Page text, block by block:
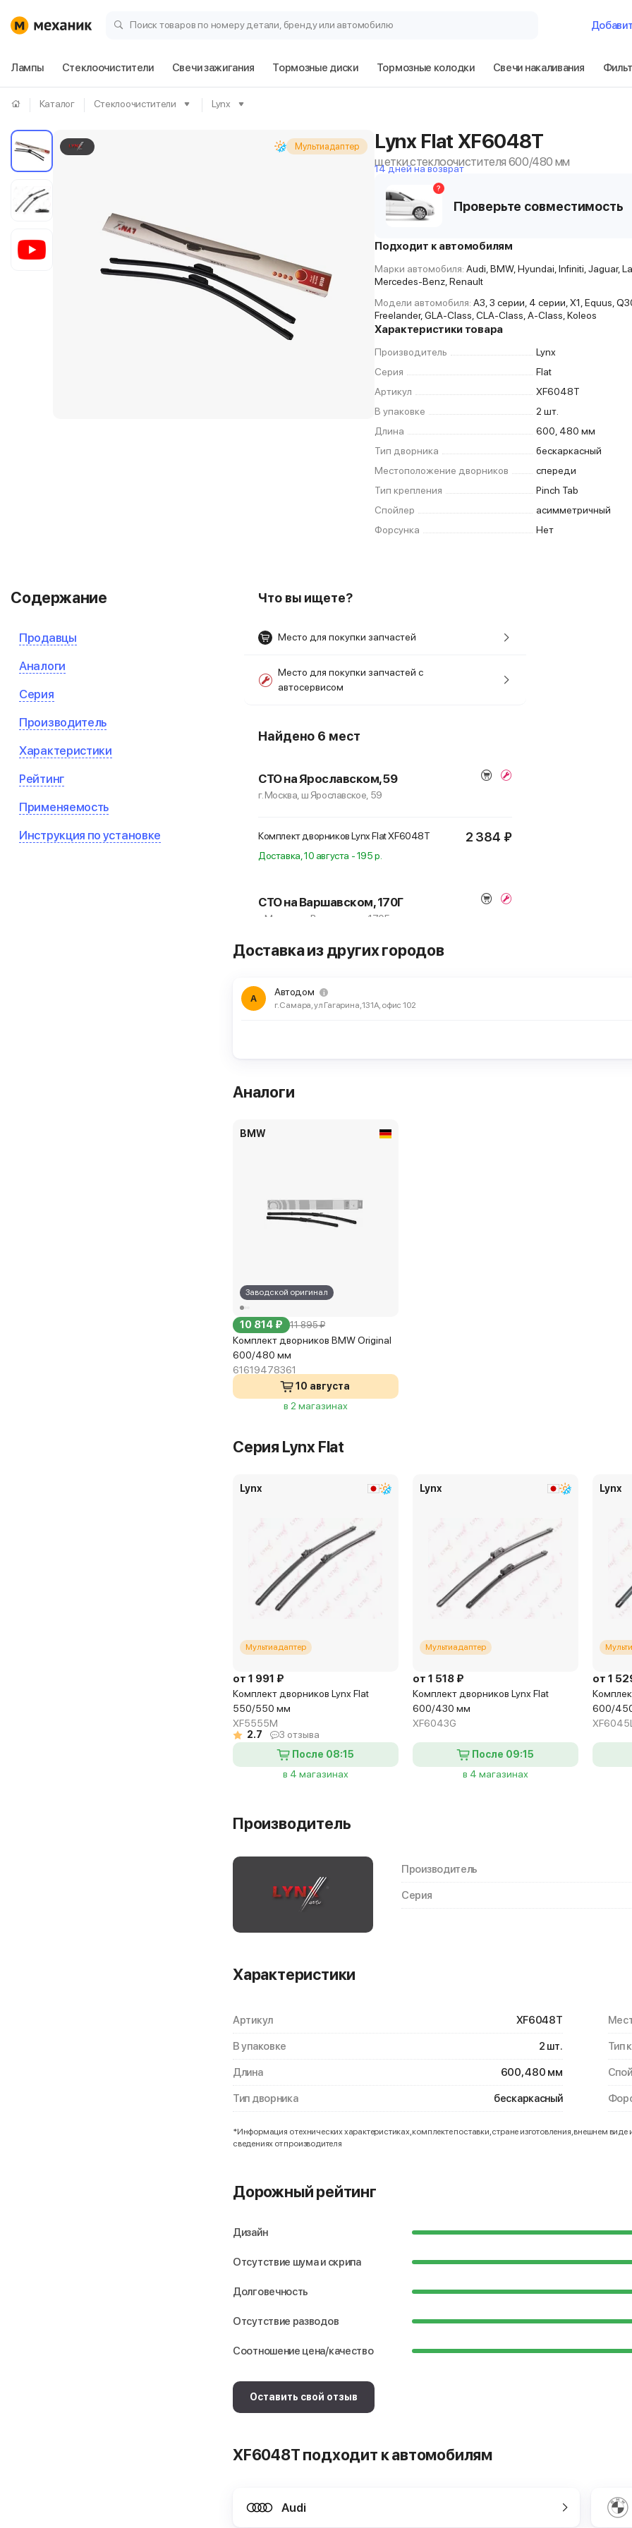
Поиск товаров по номеру детали, бренду или автомобилю
Лампы Стеклоочистители Свечи зажигания Тормозные диски Тормозные колодки Свечи накаливания
Каталог Стеклоочистители Lynx
Мультиадаптер Lynx Flat XF6048T
щетки стеклоочистителя 600/480 мм
14 дней на возврат
Проверьте совместимость
?
Подходит к автомобилям
Марки автомобиля: Audi, BMW, Hyundai, Infiniti, Jaguar,
Mercedes-Benz, Renault
Модели автомобиля: A3, 3 серии, 4 серии, X1, Equus,
Freelander, GLA-Class, CLA-Class, A-Class, Koleos
Характеристики товара
Производитель
Lynx
Серия
Flat
Артикул
XF6048T
В упаковке
2 шт.
Длина
600, 480 мм
Тип дворника
бескаркасный
Местоположение дворников
спереди
Тип крепления
Pinch Tab
Спойлер
асимметричный
Форсунка
Нет
Содержание
Продавцы
Аналоги
Серия
Производитель
Характеристики
Рейтинг
Применяемость
Инструкция по установке
Что вы ищете?
Место для покупки запчастей
Место для покупки запчастей с
автосервисом
Найдено 6 мест
СТО на Ярославском, 59
г. Москва, ш Ярославское, 59
Комплект дворников Lynx FlatXF6048T 2 384 ₽
Доставка, 10 августа - 195 р.
СТО на Варшавском, 170Г
г. Москва, ш Варшавское, 170Г
Комплект дворников Lynx Flat XF6048T
ЕвроАвто
Самовывоз после 08:15 и позже
ЕвроАвто
Самовывоз после 09:15 и позже
Комплект дворников Lynx Flat
Самовывоз после 09:15 и позже
ЕвроАвто
г. Мытищи, ул 1-я Пролетарская, 12
Самовывоз после 09:15 и позже
Доставка из других городов
А
Автодом
г. Самара, ул Гагарина, 131А, офис 102
Аналоги
BMW
Заводской оригинал
10 814 ₽ 11 895 ₽
Комплект дворников BMW Original
600/480 мм
61619478361
10 августа
в 2 магазинах
Серия Lynx Flat
Lynx
Мультиадаптер
от 1 991 ₽
Комплект дворников Lynx Flat
550/550 мм
XF5555M
2.7
3 отзыва
После 08:15
в 4 магазинах
Lynx
Мультиадаптер
от 1 518 ₽
Комплект дворников Lynx Flat
600/430 мм
XF6043G
После 09:15
в 4 магазинах
Lynx
от 1
600/
Производитель
Производитель
Серия
Характеристики
Артикул XF6048T
В упаковке 2 шт.
Длина 600, 480 мм
Тип дворника бескаркасный
Тип
*Информация о технических характеристиках, комплекте поставки, стране изготовления, внешнем
сведениях от производителя
Дорожный рейтинг
Дизайн
Отсутствие шума и скрипа
Долговечность
Отсутствие разводов
Соотношение цена/качество
Оставить свой отзыв
XF6048T подходит к автомобилям
Audi